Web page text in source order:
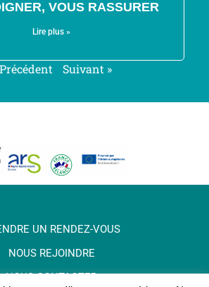
VOUS RASSURER
Lire plus »
Suivant »
UN RENDEZ-VOUS
NOUS REJOINDRE
NOUS CONTACTER